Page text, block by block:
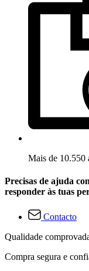
Mais de 10.550
Precisas de ajuda
responder às tuas
Contacto
Qualidade
Compra segura e